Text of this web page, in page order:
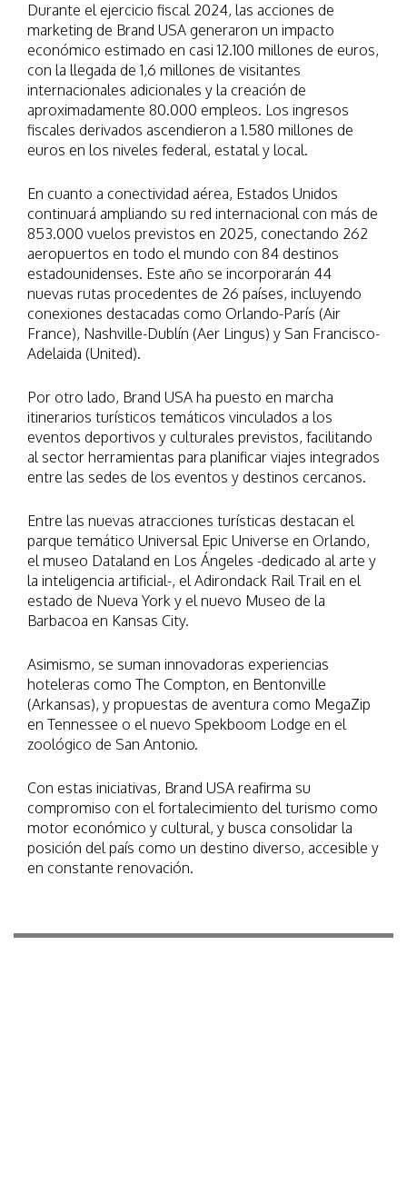
Durante el ejercicio fiscal 2024, las acciones de
marketing de Brand USA generaron un impacto
económico estimado en casi 12.100 millones de euros,
con la llegada de 1,6 millones de visitantes
internacionales adicionales y la creación de
aproximadamente 80.000 empleos. Los ingresos
fiscales derivados ascendieron a 1.580 millones de
euros en los niveles federal, estatal y local.
En cuanto a conectividad aérea, Estados Unidos
continuará ampliando su red internacional con más de
853.000 vuelos previstos en 2025, conectando 262
aeropuertos en todo el mundo con 84 destinos
estadounidenses. Este año se incorporarán 44
nuevas rutas procedentes de 26 países, incluyendo
conexiones destacadas como Orlando-París (Air
France), Nashville-Dublín (Aer Lingus) y San Francisco-
Adelaida (United).
Por otro lado, Brand USA ha puesto en marcha
itinerarios turísticos temáticos vinculados a los
eventos deportivos y culturales previstos, facilitando
al sector herramientas para planificar viajes integrados
entre las sedes de los eventos y destinos cercanos.
Entre las nuevas atracciones turísticas destacan el
parque temático Universal Epic Universe en Orlando,
el museo Dataland en Los Ángeles -dedicado al arte y
la inteligencia artificial-, el Adirondack Rail Trail en el
estado de Nueva York y el nuevo Museo de la
Barbacoa en Kansas City.
Asimismo, se suman innovadoras experiencias
hoteleras como The Compton, en Bentonville
(Arkansas), y propuestas de aventura como MegaZip
en Tennessee o el nuevo Spekboom Lodge en el
zoológico de San Antonio.
Con estas iniciativas, Brand USA reafirma su
compromiso con el fortalecimiento del turismo como
motor económico y cultural, y busca consolidar la
posición del país como un destino diverso, accesible y
en constante renovación.